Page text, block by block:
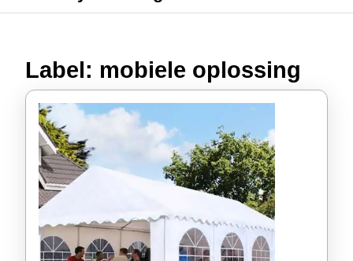
Label: mobiele oplossing